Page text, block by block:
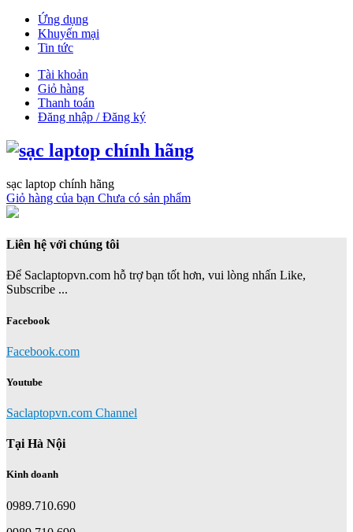
Ứng dụng
Khuyến mại
Tin tức
Tài khoản
Giỏ hàng
Thanh toán
Đăng nhập / Đăng ký
sạc laptop chính hãng
Giỏ hàng của bạn Chưa có sản phẩm
Liên hệ với chúng tôi
Để Saclaptopvn.com hỗ trợ bạn tốt hơn, vui lòng nhấn Like,
Subscribe ...
Facebook
Facebook.com
Youtube
Saclaptopvn.com Channel
Tại Hà Nội
Kinh doanh
0989.710.690